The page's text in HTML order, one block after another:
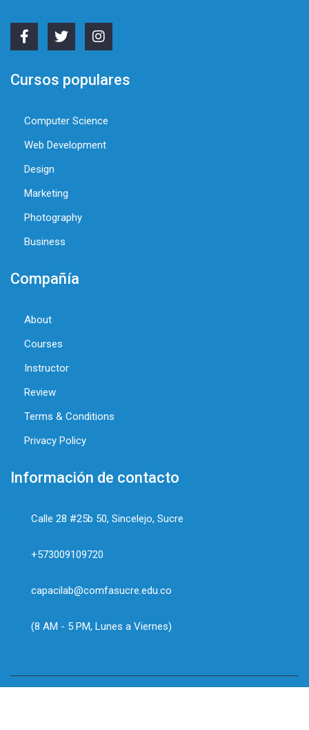
Cursos populares
Computer Science
Web Development
Design
Marketing
Photography
Business
Compañía
About
Courses
Instructor
Review
Terms & Conditions
Privacy Policy
Información de contacto
Calle 28 #25b 50, Sincelejo, Sucre
+573009109720
capacilab@comfasucre.edu.co
(8 AM - 5 PM, Lunes a Viernes)